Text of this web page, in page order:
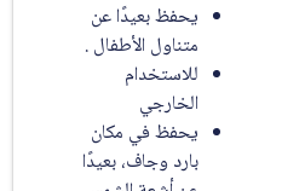
يحفظ بعيدًا عن
متناول الأطفال .
للاستخدام
الخارجي
يحفظ في مكان
بارد وجاف، بعيدًا